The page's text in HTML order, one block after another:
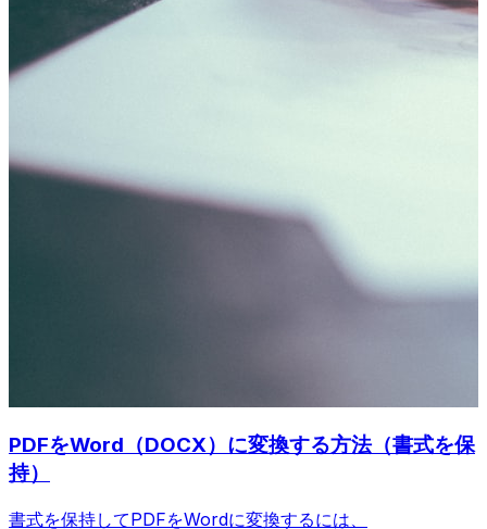
PDFをWord（DOCX）に変換する方法（書式を保
持）
書式を保持してPDFをWordに変換するには、